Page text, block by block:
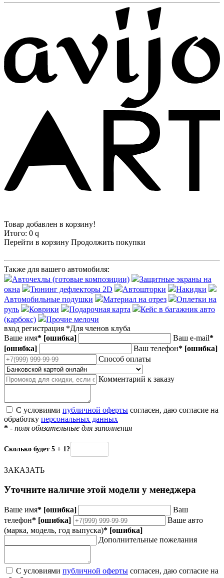
Товар добавлен в корзину!
Итого: 0 q
Перейти в корзину Продолжить покупки
Также для вашего автомобиля:
Авточехлы (готовые композиции)
Защитные экраны на
окна
Тюнинг дефлекторы 2D Автошторки
Накидки
Автомобильные подушки
Материал на отрез
Оплетки на
руль
Коврики Подарочная карта
Кейс в багажник авто
(карбокс)
Прочие мелочи
вход регистрация *Для членов клуба
Ваше имя* [ошибка] Ваш e-mail*
[ошибка]
Ваш телефон* [ошибка]
Способ оплаты
Комментарий к заказу
С условиями публичной оферты согласен, даю согласие на
обработку персональных данных
* - поля обязательные для заполнения
Сколько будет 5 + 1?
ЗАКАЗАТЬ
Уточните наличие этой модели у менеджера
Ваше имя* [ошибка]
Ваш
телефон* [ошибка]
Ваше авто
(марка, модель, год выпуска)* [ошибка]
Дополнительные пожелания
С условиями публичной оферты согласен, даю согласие на